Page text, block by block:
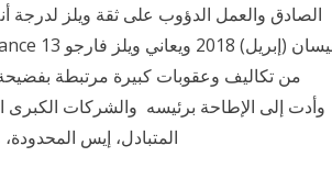
وأدت إلى الإطاحة برئيسه والشركات الكبرى